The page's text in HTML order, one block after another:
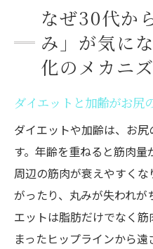
仕組み
普段の姿勢がた
とは
産後の体型変化
お尻のたるみ解
改革
ヒップアップに必要
い？骨盤・姿勢・生
骨盤の歪みとダ
なぜ30代か
み」が気に
化のメカニ
ダイエットと加齢がお尻
ダイエットや加齢は、お
す。年齢を重ねると筋肉
周辺の筋肉が衰えやすく
がったり、丸みが失われが
エットは脂肪だけでなく
まったヒップラインから